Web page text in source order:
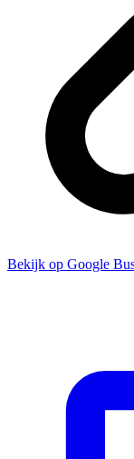
Bekijk op Google